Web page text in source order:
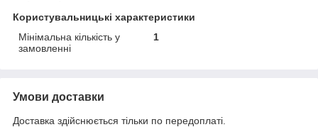
Користувальницькі характеристики
Мінімальна кількість у
замовленні
1
Умови доставки
Доставка здійснюється тільки по передоплаті.